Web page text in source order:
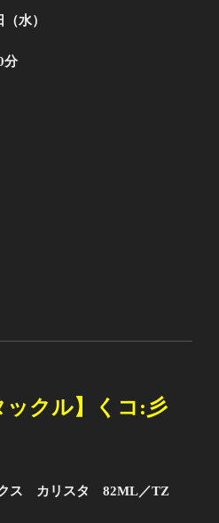
水）
分
ックル】くコ : 彡
クス カリスタ 82ML／TZ